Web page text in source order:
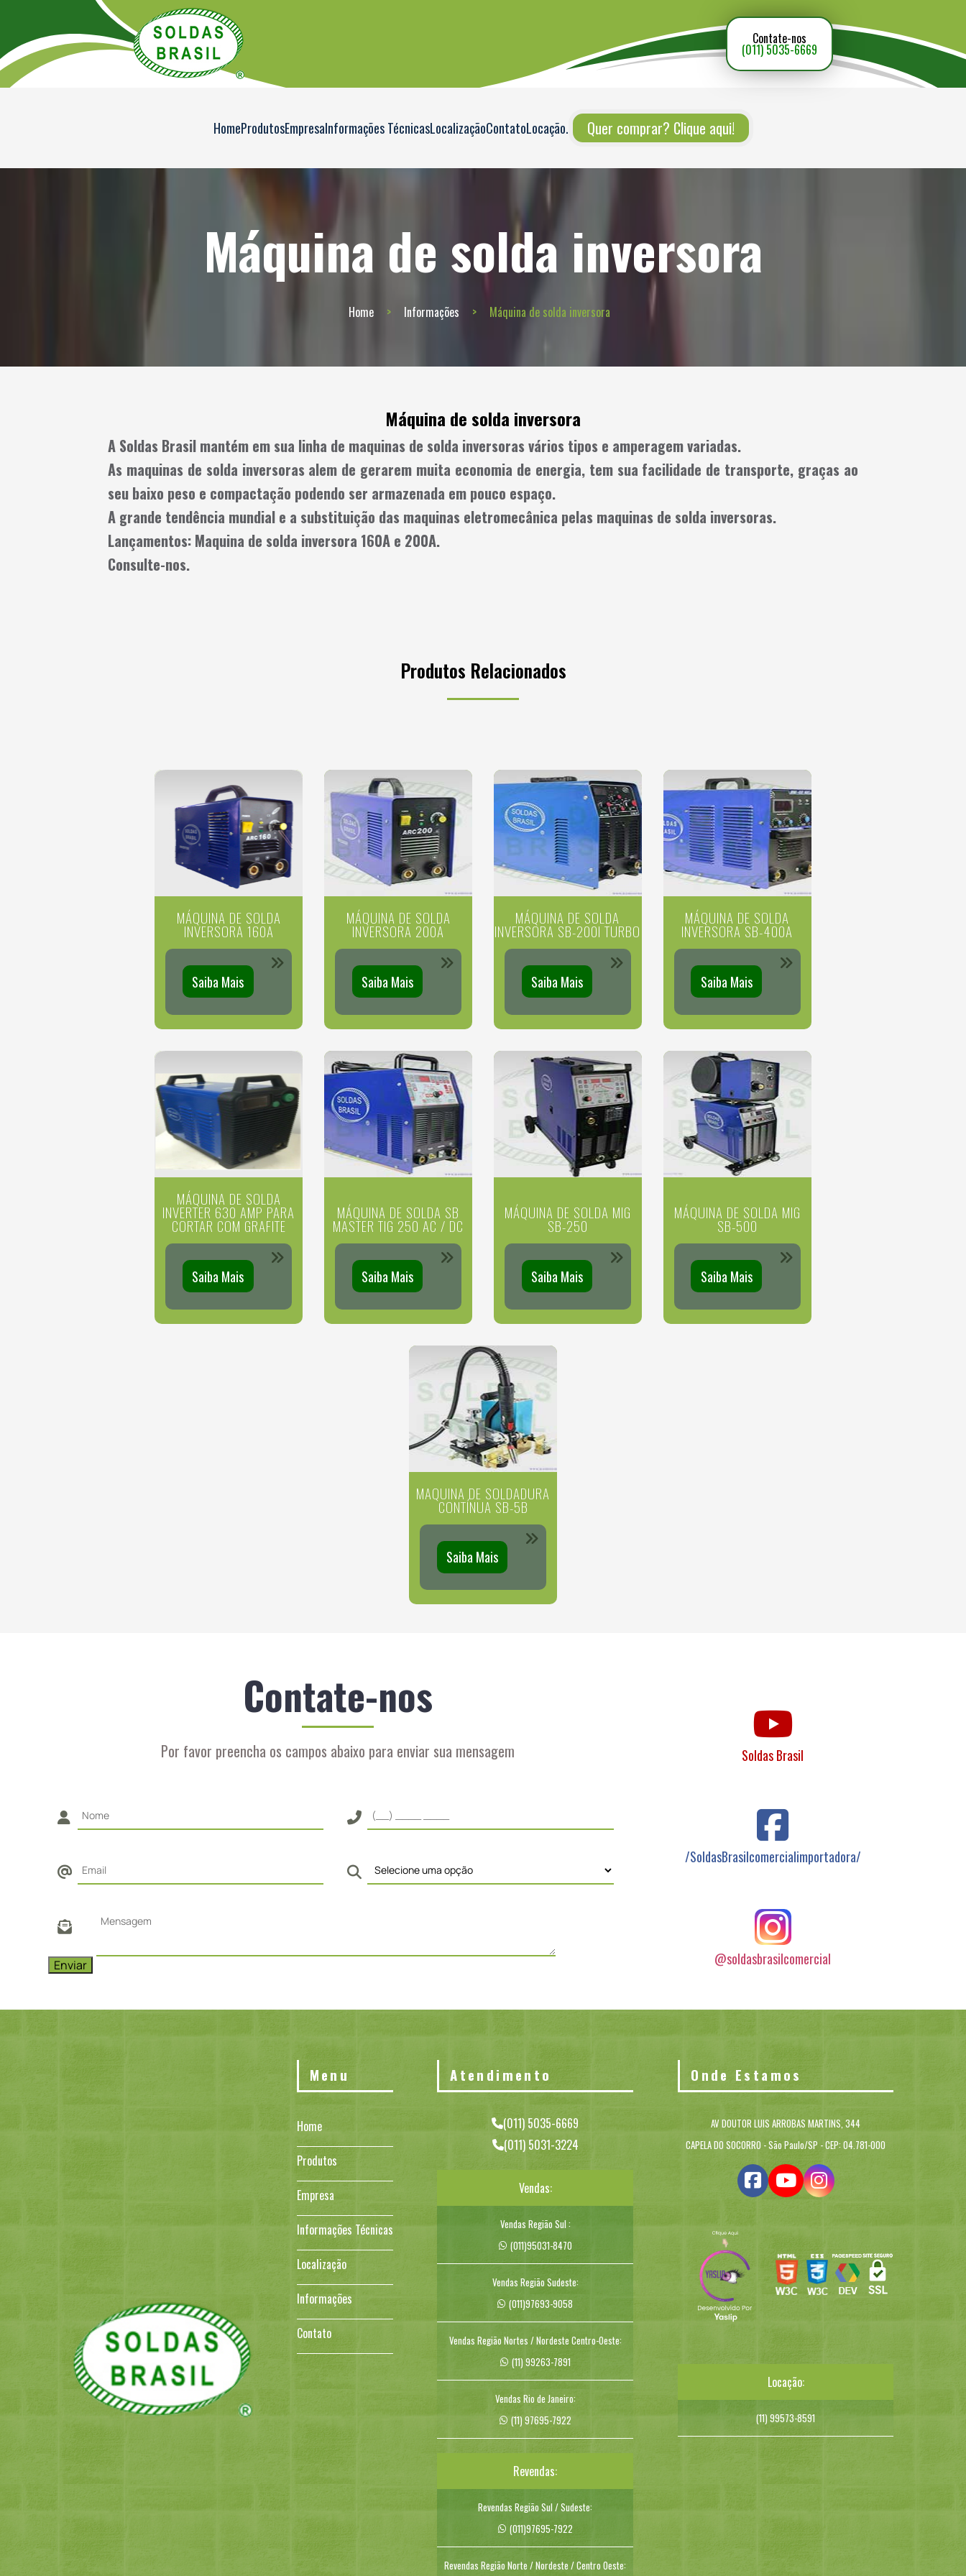
Contate-nos
(011) 5035-6669
HomeProdutosEmpresaInformações TécnicasLocalizaçãoContatoLocação. Quer comprar? Clique aqui!
Máquina de solda inversora
Home Informações Máquina de solda inversora
Máquina de solda inversora
A Soldas Brasil mantém em sua linha de maquinas de solda inversoras vários tipos e amperagem variadas.
As maquinas de solda inversoras alem de gerarem muita economia de energia, tem sua facilidade de transporte, graças ao
seu baixo peso e compactação podendo ser armazenada em pouco espaço.
A grande tendência mundial e a substituição das maquinas eletromecânica pelas maquinas de solda inversoras.
Lançamentos: Maquina de solda inversora 160A e 200A.
Consulte-nos.
Produtos Relacionados
MÁQUINA DE SOLDA
INVERSORA 160A
Saiba Mais
MÁQUINA DE SOLDA
INVERSORA 200A
Saiba Mais
MÁQUINA DE SOLDA
INVERSORA SB-200I TURBO
Saiba Mais
MÁQUINA DE SOLDA
INVERSORA SB-400A
Saiba Mais
MÁQUINA DE SOLDA
INVERTER 630 AMP PARA
CORTAR COM GRAFITE
Saiba Mais
MÁQUINA DE SOLDA SB
MASTER TIG 250 AC / DC
Saiba Mais
MÁQUINA DE SOLDA MIG
SB-250
Saiba Mais
MÁQUINA DE SOLDA MIG
SB-500
Saiba Mais
MAQUINA DE SOLDADURA
CONTÍNUA SB-5B
Saiba Mais
Contate-nos
Por favor preencha os campos abaixo para enviar sua mensagem Soldas Brasil
/SoldasBrasilcomercialimportadora/
@soldasbrasilcomercial
Menu
Home
Produtos
Empresa
Informações Técnicas
Localização
Informações
Contato
Atendimento
(011) 5035-6669
(011) 5031-3224
Vendas:
Vendas Região Sul :
(011)95031-8470
Vendas Região Sudeste:
(011)97693-9058
Vendas Região Nortes / Nordeste Centro-Oeste:
(11) 99263-7891
Vendas Rio de Janeiro:
(11) 97695-7922
Revendas:
Revendas Região Sul / Sudeste:
(011)97695-7922
Revendas Região Norte / Nordeste / Centro Oeste:
Onde Estamos
AV DOUTOR LUIS ARROBAS MARTINS, 344
CAPELA DO SOCORRO - São Paulo/SP - CEP: 04.781-000
Locação:
(11) 99573-8591